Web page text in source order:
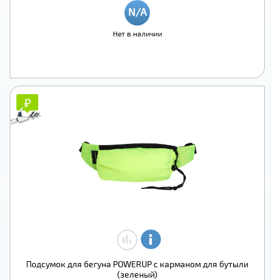
Нет в наличии
₽
₽
Подсумок для бегуна POWERUP с карманом для бутыли
(зеленый)